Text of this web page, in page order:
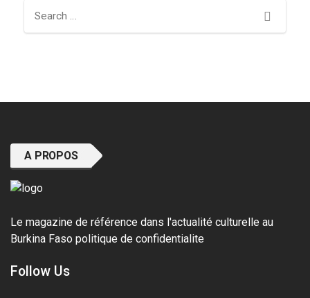
Search
A PROPOS
Le magazine de référence dans l'actualité culturelle au
Burkina Faso politique de confidentialite
Follow Us